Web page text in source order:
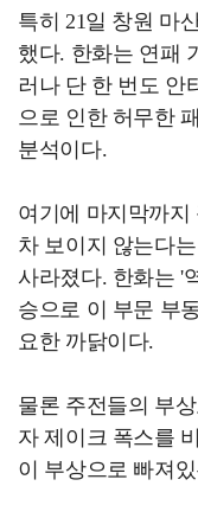
특히 21일 창원 마
했다. 한화는 연패
러나 단 한 번도 안
으로 인한 허무한
분석이다.
여기에 마지막까
차 보이지 않는다
사라졌다. 한화는 '
승으로 이 부문 부
요한 까닭이다.
물론 주전들의 부
자 제이크 폭스를
이 부상으로 빠져